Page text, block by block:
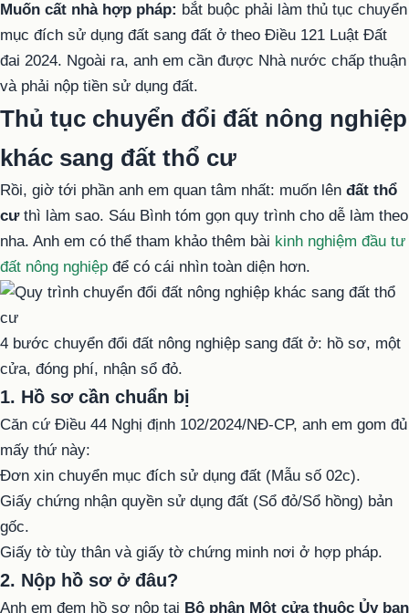
Muốn cất nhà hợp pháp: bắt buộc phải làm thủ tục chuyển
mục đích sử dụng đất sang đất ở theo Điều 121 Luật Đất
đai 2024. Ngoài ra, anh em cần được Nhà nước chấp thuận
và phải nộp tiền sử dụng đất.
Thủ tục chuyển đổi đất nông nghiệp
khác sang đất thổ cư
Rồi, giờ tới phần anh em quan tâm nhất: muốn lên đất thổ
cưthì làm sao. Sáu Bình tóm gọn quy trình cho dễ làm theo
nha. Anh em có thể tham khảo thêm bài kinh nghiệm đầu tư
đất nông nghiệp để có cái nhìn toàn diện hơn.
4 bước chuyển đổi đất nông nghiệp sang đất ở: hồ sơ, một
cửa, đóng phí, nhận sổ đỏ.
1. Hồ sơ cần chuẩn bị
Căn cứ Điều 44 Nghị định 102/2024/NĐ-CP, anh em gom đủ
mấy thứ này:
Đơn xin chuyển mục đích sử dụng đất (Mẫu số 02c).
Giấy chứng nhận quyền sử dụng đất (Sổ đỏ/Sổ hồng) bản
gốc.
Giấy tờ tùy thân và giấy tờ chứng minh nơi ở hợp pháp.
2. Nộp hồ sơ ở đâu?
Anh em đem hồ sơ nộp tại Bộ phận Một cửa thuộc Ủy ban